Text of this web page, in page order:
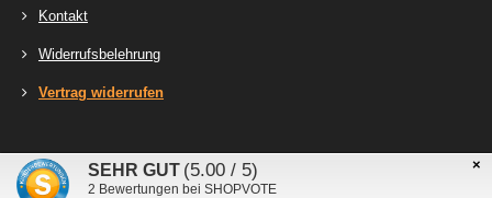
Kontakt
Widerrufsbelehrung
Vertrag widerrufen
Stecker-Laden - Online-Shop für Steckverbinder, Kabelschuhe und Relais © 2026
modified eCommerce Shopsoftware © 2009-2026
×
SEHR GUT (5.00 / 5)
2 Bewertungen bei SHOPVOTE